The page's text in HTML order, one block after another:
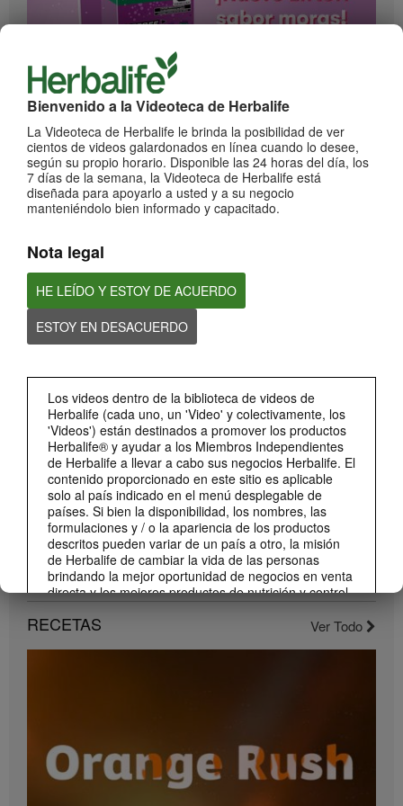
Bienvenido a la Videoteca de Herbalife
La Videoteca de Herbalife le brinda la posibilidad de ver
cientos de videos galardonados en línea cuando lo desee,
según su propio horario. Disponible las 24 horas del día, los
7 días de la semana, la Videoteca de Herbalife está
diseñada para apoyarlo a usted y a su negocio
manteniéndolo bien informado y capacitado.
Nota legal
HE LEÍDO Y ESTOY DE ACUERDO
ESTOY EN DESACUERDO
Los videos dentro de la biblioteca de videos de
Herbalife (cada uno, un 'Video' y colectivamente, los
'Videos') están destinados a promover los productos
Herbalife® y ayudar a los Miembros Independientes
de Herbalife a llevar a cabo sus negocios Herbalife. El
contenido proporcionado en este sitio es aplicable
solo al país indicado en el menú desplegable de
países. Si bien la disponibilidad, los nombres, las
formulaciones y / o la apariencia de los productos
descritos pueden variar de un país a otro, la misión
de Herbalife de cambiar la vida de las personas
brindando la mejor oportunidad de negocios en venta
directa y los mejores productos de nutrición y control
Los Videos pueden incluir volúmenes de ventas o
experiencias de ganancias de varios Miembros
lo que ganará. Para obtener los datos de desempeño
financiero promedio más recientes aplicables a la
Región en la que realiza su negocio, consulte
Herbalife.com o MyHerbalife.com.
¡Impulsa cada momento! Nuevo Liftoff sabor Moras
Conoce el nuevo sabor mora de esta bebida efervescente que le dará impulso a
cada momento
1:22
Compártelo con todos tus clientes y conocidos.
RECETAS Ver Todo